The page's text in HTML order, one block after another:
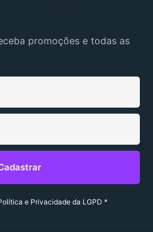
promoções e todas as
e Privacidade da LGPD *